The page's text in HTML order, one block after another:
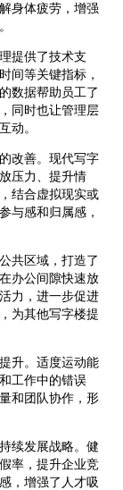
身体疲劳，增强
提供了技术支
间等关键指标，
数据帮助员工了
同时也让管理层
动。
改善。现代写字
压力、提升情
结合虚拟现实或
与感和归属感，
共区域，打造了
办公间隙快速放
力，进一步促进
为其他写字楼提
升。适度运动能
工作中的错误
和团队协作，形
续发展战略。健
率，提升企业竞
，增强了人才吸